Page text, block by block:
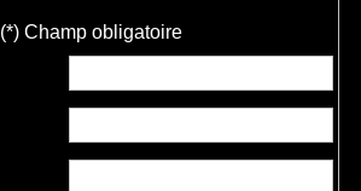
(*) Champ obligatoire